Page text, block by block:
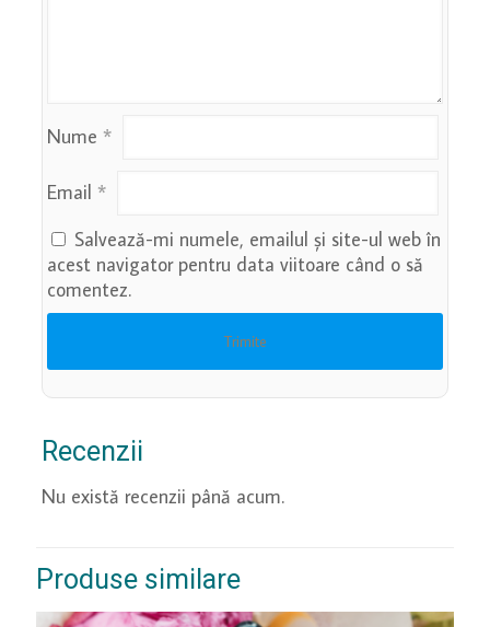
Nume *
Email *
Salvează-mi numele, emailul și site-ul web în
acest navigator pentru data viitoare când o să
comentez.
Recenzii
Nu există recenzii până acum.
Produse similare